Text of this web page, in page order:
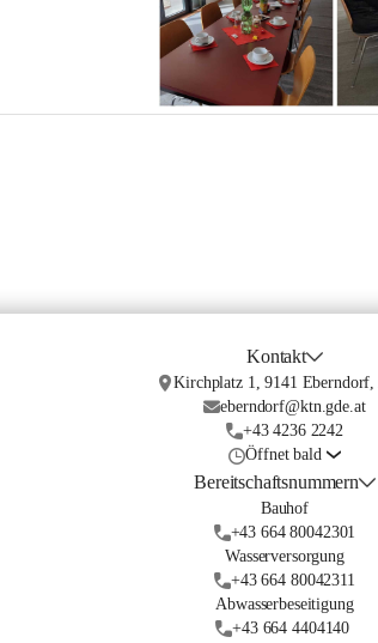
Kontakt
Kirchplatz 1, 9141
eberndorf@ktn.gde.at
+43 4236 2242
Öffnet bald
Bereitschaftsnummern
Bauhof
+43 664 80042301
Wasserversorgung
+43 664 80042311
Abwasserbeseitigung
+43 664 4404140